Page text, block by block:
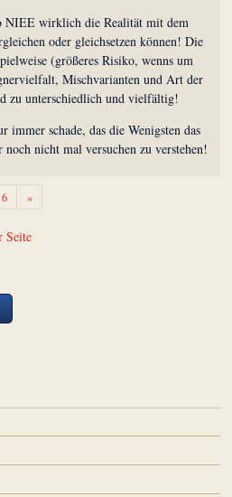
NIEE wirklich die Realität mit dem
oder gleichsetzen können! Die
(größeres Risiko, wenns um
Mischvarianten und Art der
zu unterschiedlich und vielfältig!
immer schade, das die Wenigsten das
noch nicht mal versuchen zu verstehen!
6 »Weiter
Seite